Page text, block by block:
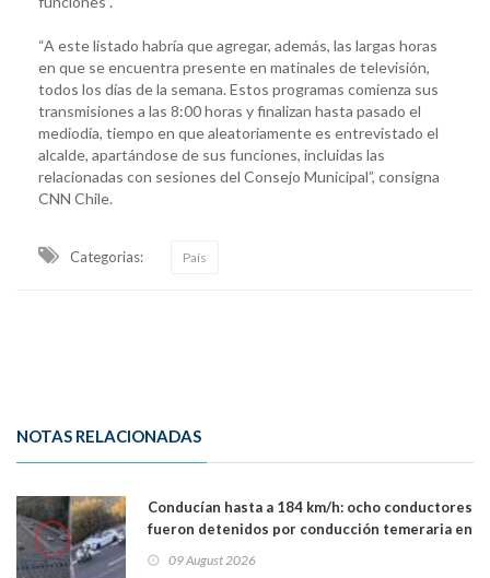
“A este listado habría que agregar, además, las largas horas
en que se encuentra presente en matinales de televisión,
todos los días de la semana. Estos programas comienza sus
transmisiones a las 8:00 horas y finalizan hasta pasado el
mediodía, tiempo en que aleatoriamente es entrevistado el
alcalde, apartándose de sus funciones, incluidas las
relacionadas con sesiones del Consejo Municipal”, consigna
CNN Chile.
Categorias: País
NOTAS RELACIONADAS
Conducían hasta a 184 km/h: ocho conductores
fueron detenidos por conducción temeraria en
09 August 2026